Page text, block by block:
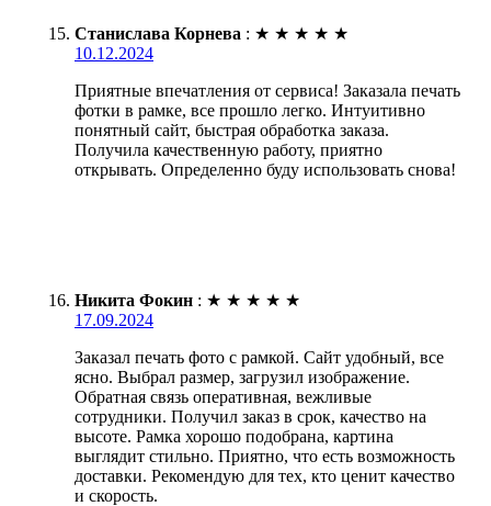
Станислава Корнева : ★ ★ ★ ★ ★
10.12.2024
Приятные впечатления от сервиса! Заказала печать
фотки в рамке, все прошло легко. Интуитивно
понятный сайт, быстрая обработка заказа.
Получила качественную работу, приятно
открывать. Определенно буду использовать снова!
Никита Фокин : ★ ★ ★ ★ ★
17.09.2024
Заказал печать фото с рамкой. Сайт удобный, все
ясно. Выбрал размер, загрузил изображение.
Обратная связь оперативная, вежливые
сотрудники. Получил заказ в срок, качество на
высоте. Рамка хорошо подобрана, картина
выглядит стильно. Приятно, что есть возможность
доставки. Рекомендую для тех, кто ценит качество
и скорость.